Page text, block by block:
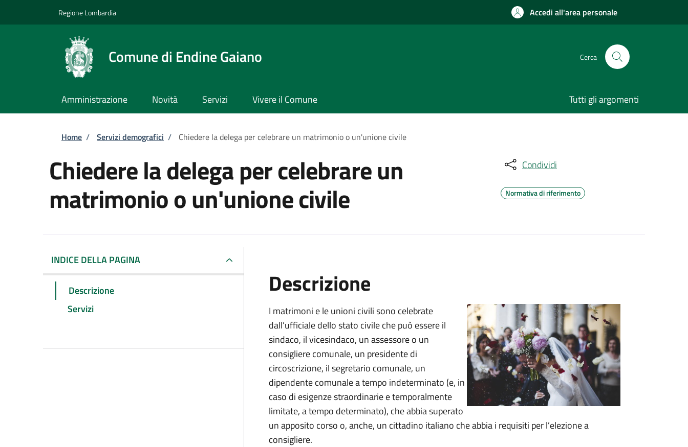
Regione Lombardia Accedi all'area personale
Comune di Endine Gaiano Cerca
Amministrazione Novità Servizi Vivere il Comune Tutti gli argomenti
Briciole di pane
Home / Servizi demografici / Chiedere la delega per celebrare un matrimonio o un'unione civile
Chiedere la delega per celebrare un
matrimonio o un'unione civile
Condividi
Normativa di riferimento
INDICE DELLA PAGINA
Descrizione
Servizi
Descrizione
I matrimoni e le unioni civili sono celebrate
dall’ufficiale dello stato civile che può essere il
sindaco, il vicesindaco, un assessore o un
consigliere comunale, un presidente di
circoscrizione, il segretario comunale, un
dipendente comunale a tempo indeterminato (e, in
caso di esigenze straordinarie e temporalmente
limitate, a tempo determinato), che abbia superato
un apposito corso o, anche, un cittadino italiano che abbia i requisiti per l’elezione a
consigliere.